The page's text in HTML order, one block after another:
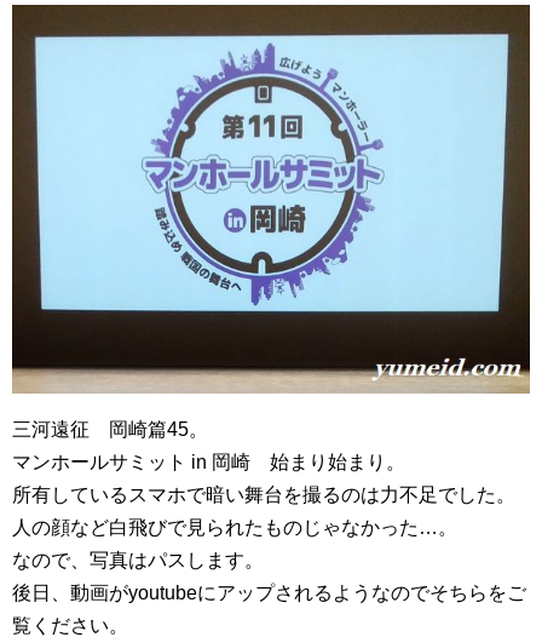
三河遠征 岡崎篇45。
マンホールサミット in 岡崎 始まり始まり。
所有しているスマホで暗い舞台を撮るのは力不足でした。
人の顔など白飛びで見られたものじゃなかった…。
なので、写真はパスします。
後日、動画がyoutubeにアップされるようなのでそちらをご
覧ください。